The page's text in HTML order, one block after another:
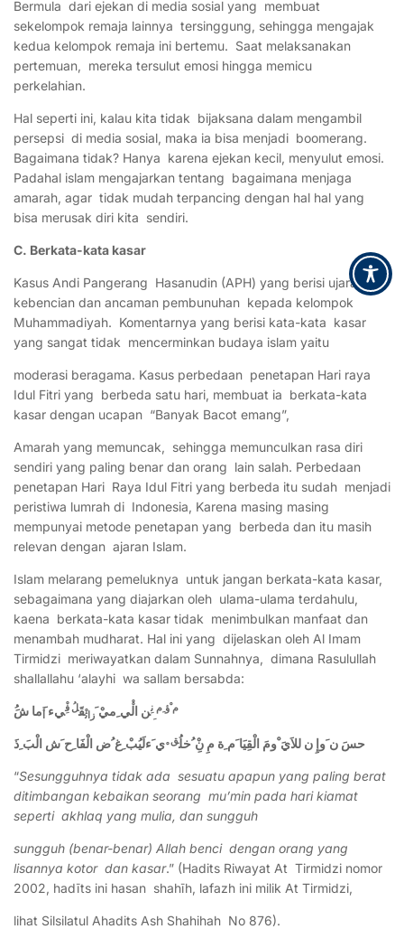
Bermula dari ejekan di media sosial yang membuat
sekelompok remaja lainnya tersinggung, sehingga mengajak
kedua kelompok remaja ini bertemu. Saat melaksanakan
pertemuan, mereka tersulut emosi hingga memicu
perkelahian.
Hal seperti ini, kalau kita tidak bijaksana dalam mengambil
persepsi di media sosial, maka ia bisa menjadi boomerang.
Bagaimana tidak? Hanya karena ejekan kecil, menyulut emosi.
Padahal islam mengajarkan tentang bagaimana menjaga
amarah, agar tidak mudah terpancing dengan hal hal yang
bisa merusak diri kita sendiri.
C. Berkata-kata kasar
Kasus Andi Pangerang Hasanudin (APH) yang berisi ujaran
kebencian dan ancaman pembunuhan kepada kelompok
Muhammadiyah. Komentarnya yang berisi kata-kata kasar
yang sangat tidak mencerminkan budaya islam yaitu
moderasi beragama. Kasus perbedaan penetapan Hari raya
Idul Fitri yang berbeda satu hari, membuat ia berkata-kata
kasar dengan ucapan “Banyak Bacot emang”,
Amarah yang memuncak, sehingga memunculkan rasa diri
sendiri yang paling benar dan orang lain salah. Perbedaan
penetapan Hari Raya Idul Fitri yang berbeda itu sudah menjadi
peristiwa lumrah di Indonesia, Karena masing masing
mempunyai metode penetapan yang berbeda dan itu masih
relevan dengan ajaran Islam.
Islam melarang pemeluknya untuk jangan berkata-kata kasar,
sebagaimana yang diajarkan oleh ulama-ulama terdahulu,
kaena berkata-kata kasar tidak menimbulkan manfaat dan
menambah mudharat. Hal ini yang dijelaskan oleh Al Imam
Tirmidzi meriwayatkan dalam Sunnahnya, dimana Rasulullah
shallallahu ‘alayhi wa sallam bersabda:
م ْؤ ِم
ِ
نن الي ِميْ َزاثقَلُ فِيءأَما شَ
َحسَ ن َوإِ ن للاَيَ ْومَ الْقِيَا َم ِة مِ نِْ ُخلُق ي َءلَيُبْ ِغ ُض الْفَا ِح َش الْبَ ِذ
“Sesungguhnya tidak ada sesuatu apapun yang paling berat
ditimbangan kebaikan seorang mu’min pada hari kiamat
seperti akhlaq yang mulia, dan sungguh
sungguh (benar-benar) Allah benci dengan orang yang
lisannya kotor dan kasar.” (Hadits Riwayat At Tirmidzi nomor
2002, hadīts ini hasan shahīh, lafazh ini milik At Tirmidzi,
lihat Silsilatul Ahadits Ash Shahihah No 876).